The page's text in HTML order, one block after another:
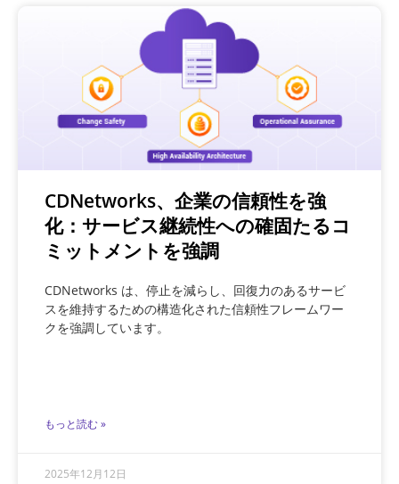
CDNetworks、企業の信頼性を強
化：サービス継続性への確固たるコ
ミットメントを強調
CDNetworks は、停止を減らし、回復力のあるサービ
スを維持するための構造化された信頼性フレームワー
クを強調しています。
もっと読む »
2025年12月12日